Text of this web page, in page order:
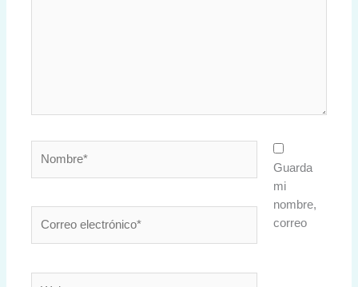
electrónico*
Guarda
mi
nombre,
correo